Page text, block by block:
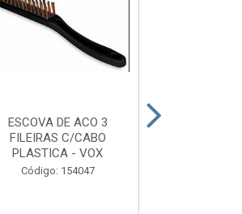
ESCOVA DE ACO 3
FILEIRAS C/CABO
PLASTICA - VOX
Código: 154047